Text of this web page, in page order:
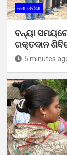
ମୋ ଓଡ଼ିଶା
ବନ୍ୟା
ରକ୍ତଦାନ
5 minutes